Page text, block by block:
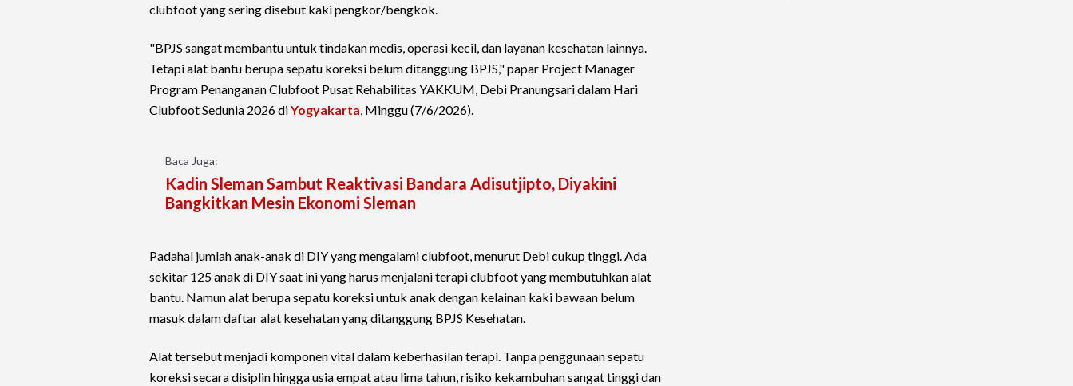
clubfoot yang sering disebut kaki pengkor/bengkok.
"BPJS sangat membantu untuk tindakan medis, operasi kecil, dan layanan kesehatan lainnya.
Tetapi alat bantu berupa sepatu koreksi belum ditanggung BPJS," papar Project Manager
Program Penanganan Clubfoot Pusat Rehabilitas YAKKUM, Debi Pranungsari dalam Hari
Clubfoot Sedunia 2026 diYogyakarta, Minggu (7/6/2026).
Baca Juga:
Kadin Sleman Sambut Reaktivasi Bandara Adisutjipto, Diyakini
Bangkitkan Mesin Ekonomi Sleman
Padahal jumlah anak-anak di DIY yang mengalami clubfoot, menurut Debi cukup tinggi. Ada
sekitar 125 anak di DIY saat ini yang harus menjalani terapi clubfoot yang membutuhkan alat
bantu. Namun alat berupa sepatu koreksi untuk anak dengan kelainan kaki bawaan belum
masuk dalam daftar alat kesehatan yang ditanggung BPJS Kesehatan.
Alat tersebut menjadi komponen vital dalam keberhasilan terapi. Tanpa penggunaan sepatu
koreksi secara disiplin hingga usia empat atau lima tahun, risiko kekambuhan sangat tinggi dan